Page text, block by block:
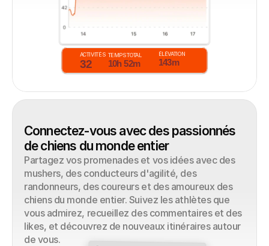
ACTIVITÉS
32
TEMPS TOTAL
10h 52m
ÉLÉVATION
143m
Connectez-vous avec des passionnés
de chiens du monde entier
Partagez vos promenades et vos idées avec des
mushers, des conducteurs d'agilité, des
randonneurs, des coureurs et des amoureux des
chiens du monde entier. Suivez les athlètes que
vous admirez, recueillez des commentaires et des
likes, et découvrez de nouveaux itinéraires autour
de vous.